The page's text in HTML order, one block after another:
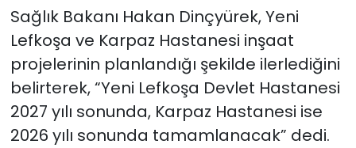
Sağlık Bakanı Hakan Dinçyürek, Yeni
Lefkoşa ve Karpaz Hastanesi inşaat
projelerinin planlandığı şekilde ilerlediğini
belirterek, “Yeni Lefkoşa Devlet Hastanesi
2027 yılı sonunda, Karpaz Hastanesi ise
2026 yılı sonunda tamamlanacak” dedi.
TÜRKiYE
Video Galeri
YAŞAM
Yazarlar